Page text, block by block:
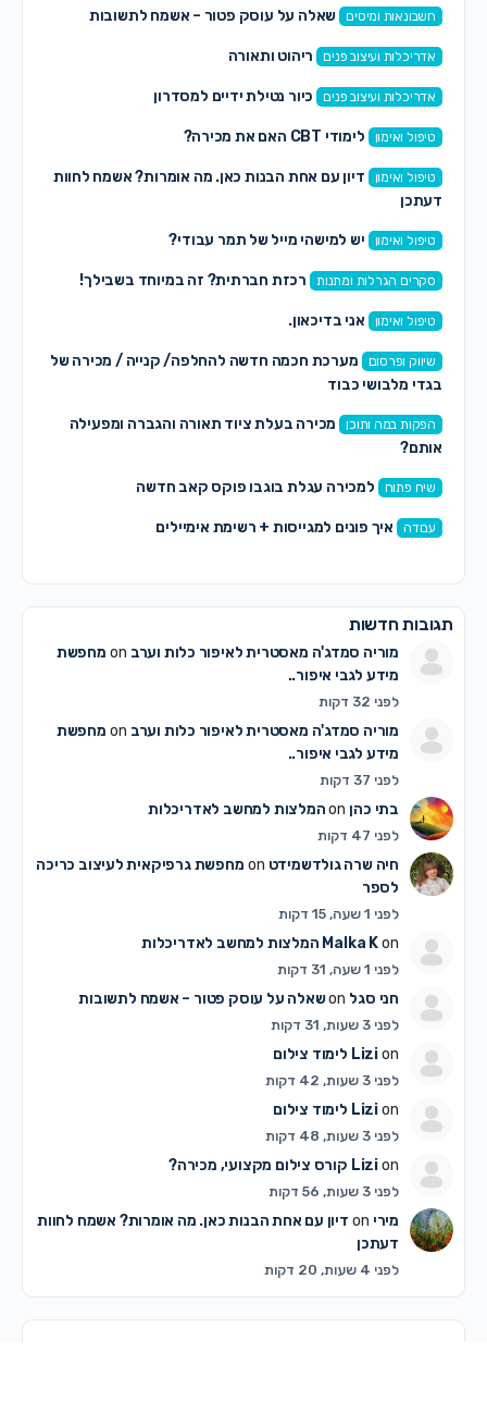
חשבונאות ומיסים שאלה על עוסק פטור – אשמח לתשובות
אדריכלות ועיצוב פנים ריהוט ותאורה
אדריכלות ועיצוב פנים כיור נטילת ידיים למסדרון
טיפול ואימון לימודי CBT האם את מכירה?
טיפול ואימון
דיון עם אחת הבנות כאן. מה אומרות? אשמח לחוות
דעתכן
טיפול ואימון יש למישהי מייל של תמר עבודי?
סקרים הגרלות ומתנות רכזת חברתית? זה במיוחד בשבילך!
טיפול ואימון אני בדיכאון.
שיווק ופרסום
מערכת חכמה חדשה להחלפה/ קנייה / מכירה של
בגדי מלבושי כבוד
הפקות במה ותוכן
מכירה בעלת ציוד תאורה והגברה ומפעילה
אותם?
שיח פתוח למכירה עגלת בוגבו פוקס קאב חדשה
עבודה איך פונים למגייסות + רשימת אימיילים
תגובות חדשות
מוריה סמדג'ה מאסטרית לאיפור כלות וערב
מחפשת
מידע לגבי איפור..
לפני 32 דקות
מוריה סמדג'ה מאסטרית לאיפור כלות וערב
מחפשת
מידע לגבי איפור..
לפני 37 דקות
בתי כהן המלצות למחשב לאדריכלות
לפני 47 דקות
חיה שרה גולדשמידט
מחפשת גרפיקאית לעיצוב כריכה
לספר
לפני 1 שעה, 15 דקות
Malka Kon המלצות למחשב לאדריכלות
לפני 1 שעה, 31 דקות
חני סגל שאלה על עוסק פטור – אשמח לתשובות
לפני 3 שעות, 31 דקות
Lizion לימוד צילום
לפני 3 שעות, 42 דקות
Lizion לימוד צילום
לפני 3 שעות, 48 דקות
Lizion קורס צילום מקצועי, מכירה?
לפני 3 שעות, 56 דקות
מירי
דיון עם אחת הבנות כאן. מה אומרות? אשמח לחוות
דעתכן
לפני 4 שעות, 20 דקות